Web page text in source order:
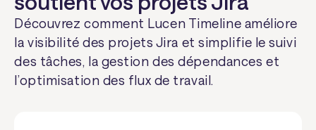
Découvrez comment Lucen Timeline améliore
la visibilité des projets Jira et simplifie le suivi
des tâches, la gestion des dépendances et
l’optimisation des flux de travail.